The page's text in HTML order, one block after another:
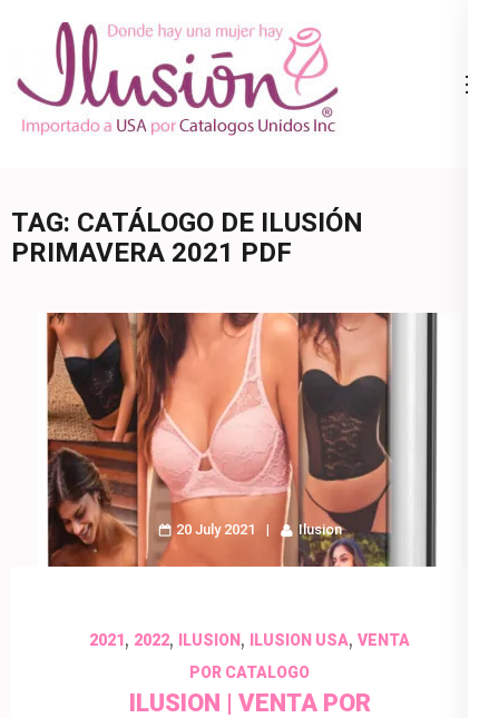
content
(Press
Ropa Interior
TAG: CATÁLOGO DE ILUSIÓN
PRIMAVERA 2021 PDF
20 July 2021 Ilusion
2021, 2022, ILUSION , ILUSION USA, VENTA
POR CATALOGO
ILUSION | VENTA POR